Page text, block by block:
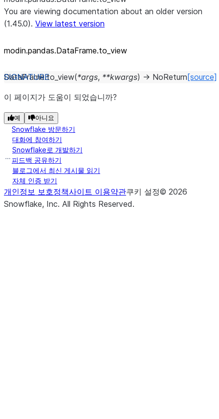
You are viewing documentation about an older version
(1.45.0). View latest version
modin.pandas.DataFrame.to_ view
DataFrame.to_view(*args, **kwargs) → NoReturn [source]
이 페이지가 도움이 되었습니까?
예 아니요
Snowflake 방문하기
대화에 참여하기
Snowflake로 개발하기
피드백 공유하기
블로그에서 최신 게시물 읽기
자체 인증 받기
개인정보 보호정책사이트 이용약관쿠키 설정© 2026
Snowflake, Inc. All Rights Reserved.